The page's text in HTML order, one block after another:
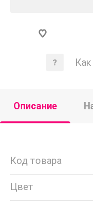
Описание
Код товара
Цвет